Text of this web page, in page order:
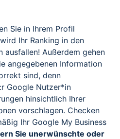
Sie in Ihrem Profil
Ihr Ranking in den
ausfallen! Außerdem gehen
angegebenen Information
sind, denn
Google Nutzer*in
hinsichtlich Ihrer
vorschlagen. Checken
Ihr Google My Business
Sie unerwünschte oder